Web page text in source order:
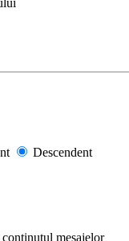
Descendent
mesajelor